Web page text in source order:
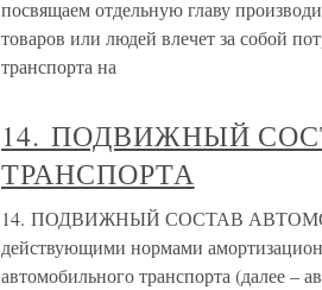
посвящаем отдельную главу
товаров или людей влечет за собой
транспорта на
14. ПОДВИЖНЫЙ
ТРАНСПОРТА
14. ПОДВИЖНЫЙ СОСТАВ
действующими нормами
автомобильного транспорта (далее –